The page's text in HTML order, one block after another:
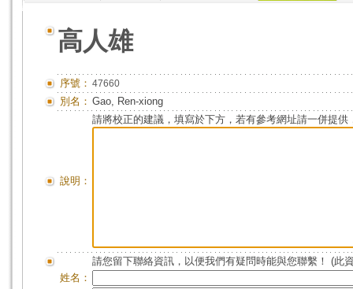
高人雄
序號： 47660
別名： Gao, Ren-xiong
說明：
請將校正的建議，填寫於下方，若有參考網址請一併提供
請您留下聯絡資訊，以便我們有疑問時能與您聯繫！ (此
姓名：